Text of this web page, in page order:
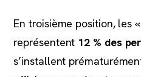
En troisième position, les
représentent 12 % des
s’installent